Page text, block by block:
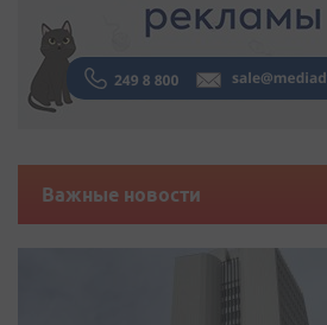
Важные новости